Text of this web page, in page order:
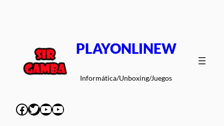
PLAYONLINEW
Informática/Unboxing/Juegos
Facebook
Twitter
YouTube
YouTube